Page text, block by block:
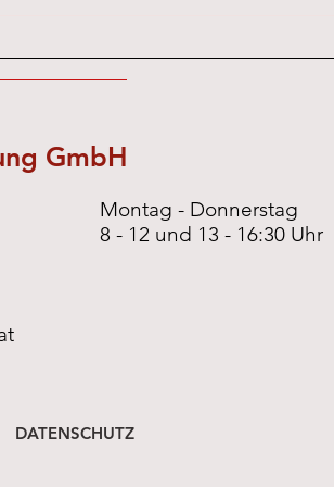
GmbH
Montag - Donnerstag
8 - 12 und 13 - 16:30 Uhr
DATENSCHUTZ